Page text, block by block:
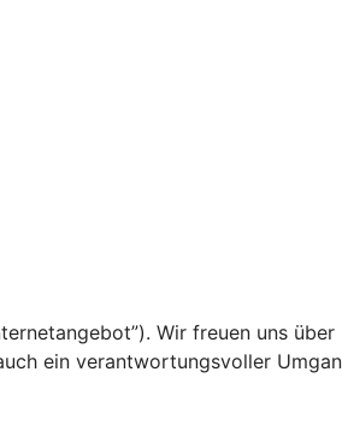
Wir freuen uns über
ein verantwortungsvoller